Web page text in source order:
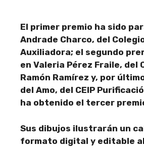
El primer premio ha sido
Andrade Charco, del
Auxiliadora; el segundo
en Valeria Pérez Fraile, del
Ramón Ramírez y, por
del Amo, del CEIP
ha obtenido el tercer
Sus dibujos ilustrarán un
formato digital y editable